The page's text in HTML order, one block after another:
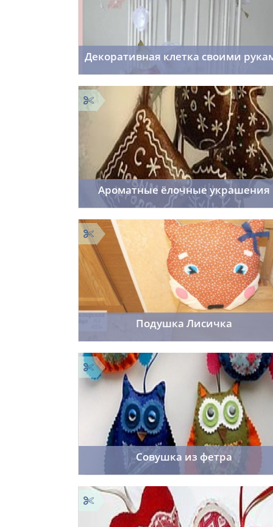
Декоративная клетка своими
01.10.2015
Ароматные ёлочные украшения
25.12.2014
Подушка Лисичка
12.12.2014
Совушка из фетра
02.12.2014